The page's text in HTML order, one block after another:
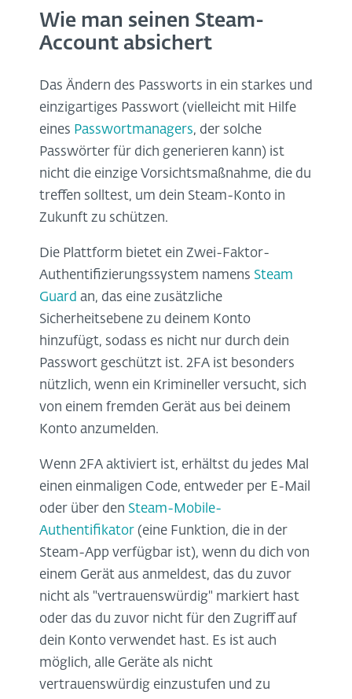
Wie man seinen Steam-
Account absichert
Das Ändern des Passworts in ein starkes und
einzigartiges Passwort (vielleicht mit Hilfe
eines Passwortmanagers, der solche
Passwörter für dich generieren kann) ist
nicht die einzige Vorsichtsmaßnahme, die du
treffen solltest, um dein Steam-Konto in
Zukunft zu schützen.
Die Plattform bietet ein Zwei-Faktor-
Authentifizierungssystem namens Steam
Guard an, das eine zusätzliche
Sicherheitsebene zu deinem Konto
hinzufügt, sodass es nicht nur durch dein
Passwort geschützt ist. 2FA ist besonders
nützlich, wenn ein Krimineller versucht, sich
von einem fremden Gerät aus bei deinem
Konto anzumelden.
Wenn 2FA aktiviert ist, erhältst du jedes Mal
einen einmaligen Code, entweder per E-Mail
oder über den Steam-Mobile-
Authentifikator (eine Funktion, die in der
Steam-App verfügbar ist), wenn du dich von
einem Gerät aus anmeldest, das du zuvor
nicht als "vertrauenswürdig" markiert hast
oder das du zuvor nicht für den Zugriff auf
dein Konto verwendet hast. Es ist auch
möglich, alle Geräte als nicht
vertrauenswürdig einzustufen und zu